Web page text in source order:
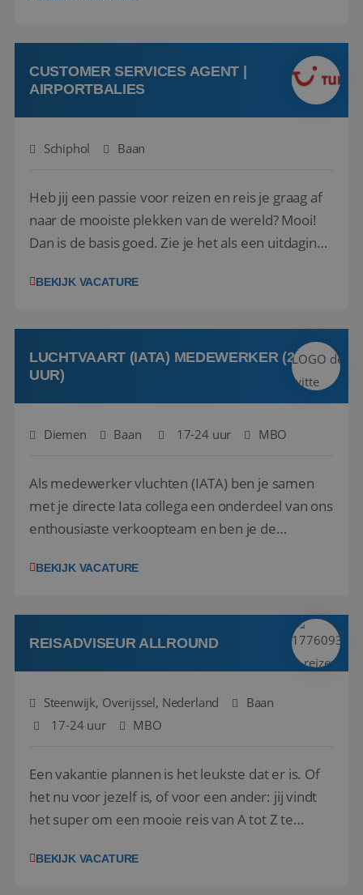
hebt in de reisbranche of j...
CUSTOMER SERVICES AGENT |
AIRPORTBALIES
Schiphol Baan
Heb jij een passie voor reizen en reis je graag af
naar de mooiste plekken van de wereld? Mooi!
Dan is de basis goed. Zie je het als een uitdaging
het samenstellen en boeken van de perfecte
deze onderdelen zijn nu samen gevoegd...
BEKIJK VACATURE
LUCHTVAART (IATA) MEDEWERKER (24-32
UUR)
Diemen Baan 17-24 uur MBO
Als medewerker vluchten (IATA) ben je samen
met je directe Iata collega een onderdeel van ons
enthousiaste verkoopteam en ben je de
en tarieven waar je collega’s niet uitkomen.
kwaliteitsbewaking van alles wat met IATA te m...
BEKIJK VACATURE
REISADVISEUR ALLROUND
Steenwijk, Overijssel, Nederland
Baan
17-24 uur
MBO
Een vakantie plannen is het leukste dat er is. Of
het nu voor jezelf is, of voor een ander: jij vindt
het super om een mooie reis van A tot Z te
vakantiegangers de meest prachtige plekjes op
BEKIJK VACATURE